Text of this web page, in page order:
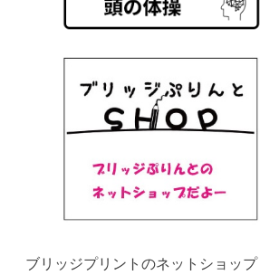
ブリッジプリントのネットショッ